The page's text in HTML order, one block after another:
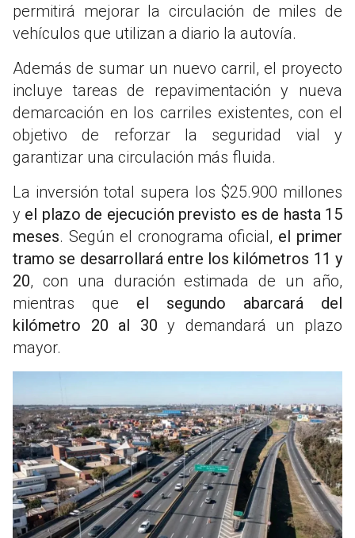
permitirá mejorar la circulación de miles de
vehículos que utilizan a diario la autovía.
Además de sumar un nuevo carril, el proyecto
incluye tareas de repavimentación y nueva
demarcación en los carriles existentes, con el
objetivo de reforzar la seguridad vial y
garantizar una circulación más fluida.
La inversión total supera los $25.900 millones
y el plazo de ejecución previsto es de hasta 15
meses. Según el cronograma oficial, el primer
tramo se desarrollará entre los kilómetros 11 y
20, con una duración estimada de un año,
mientras que el segundo abarcará del
kilómetro 20 al 30y demandará un plazo
mayor.